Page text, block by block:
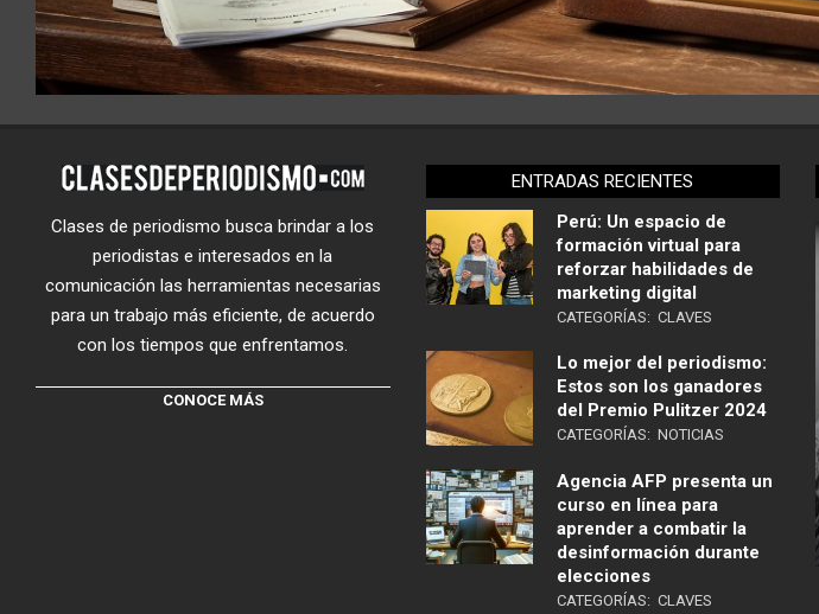
Clases de periodismo busca brindar a los
periodistas e interesados en la
comunicación las herramientas necesarias
para un trabajo más eficiente, de acuerdo
con los tiempos que enfrentamos.
CONOCE MÁS
ENTRADAS RECIENTES
Perú: Un espacio de
formación virtual para
reforzar habilidades de
marketing digital
CATEGORÍAS: CLAVES
Lo mejor del periodismo:
Estos son los ganadores
del Premio Pulitzer 2024
CATEGORÍAS: NOTICIAS
Agencia AFP presenta un
curso en línea para
aprender a combatir la
desinformación durante
elecciones
CATEGORÍAS: CLAVES